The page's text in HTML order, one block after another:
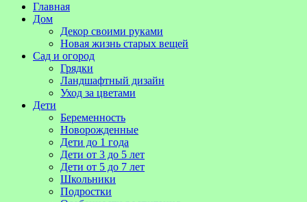
Главная
Дом
Декор своими руками
Новая жизнь старых вещей
Сад и огород
Грядки
Ландшафтный дизайн
Уход за цветами
Дети
Беременность
Новорожденные
Дети до 1 года
Дети от 3 до 5 лет
Дети от 5 до 7 лет
Школьники
Подростки